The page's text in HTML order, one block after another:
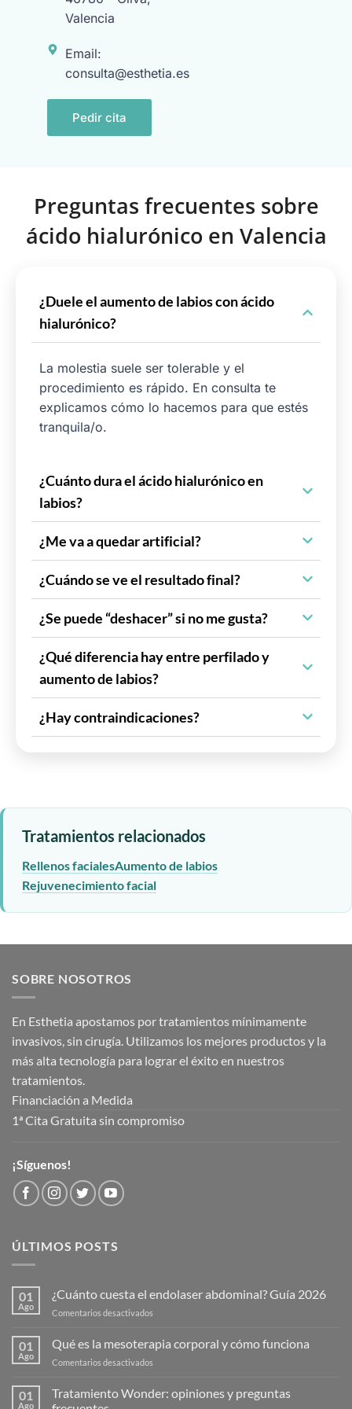
Valencia
Email:
consulta@esthetia.es
Pedir cita
Preguntas frecuentes sobre
ácido hialurónico en Valencia
¿Duele el aumento de labios con ácido
hialurónico?
La molestia suele ser tolerable y el
procedimiento es rápido. En consulta te
explicamos cómo lo hacemos para que estés
tranquila/o.
¿Cuánto dura el ácido hialurónico en
labios?
¿Me va a quedar artificial?
¿Cuándo se ve el resultado final?
¿Se puede “deshacer” si no me gusta?
¿Qué diferencia hay entre perfilado y
aumento de labios?
¿Hay contraindicaciones?
Tratamientos relacionados
Rellenos facialesAumento de labios
Rejuvenecimiento facial
SOBRE NOSOTROS
En Esthetia apostamos por tratamientos mínimamente
invasivos, sin cirugía. Utilizamos los mejores productos y la
más alta tecnología para lograr el éxito en nuestros
tratamientos.
Financiación a Medida
1ª Cita Gratuita sin compromiso
¡Síguenos!
ÚLTIMOS POSTS
01
Ago
¿Cuánto cuesta el endolaser abdominal? Guía 2026
Comentarios desactivados
01
Ago
Qué es la mesoterapia corporal y cómo funciona
Comentarios desactivados
01
Ago
Tratamiento Wonder: opiniones y preguntas